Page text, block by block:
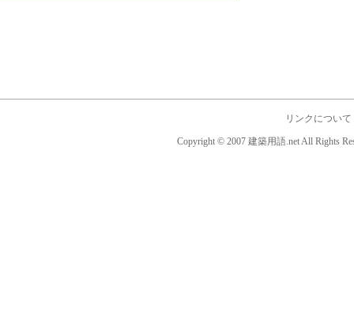
リンクについて
Copyright © 2007 建築用語.net All Rights